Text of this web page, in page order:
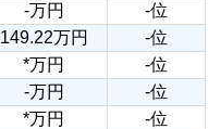
-万円 -位
149.22万円 -位
*万円 -位
-万円 -位
*万円 -位